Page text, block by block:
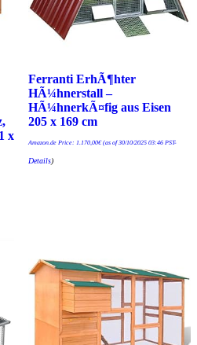
x
Ferranti ErhÃ¶hter
HÃ¼hnerstall –
HÃ¼hnerkÃ¤fig aus Eisen
205 x 169 cm
Amazon.de Price: 1.170,00€(as of 30/10/2025 03:46 PST-
Details)